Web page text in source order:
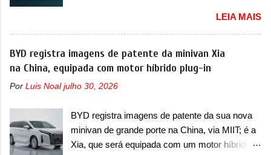
T200, que estreou nos irmãos Pulse e
Fastback. "A Fiat Strada é mais do que uma
picape, é uma verdadeira revolução no
mercado automotivo. Há alguns anos era
improvável pensar que uma picape chagaria ao
Strada fez. Mais do que isso: ela é a prova viva
que time que está ganhando se mexe sim. Ao
longo da sua história, ela...
primeiras imagens teaser de uma mudança
visual para um dos seus menores sedãs
elétricos na China, pertencente à linha Ocean.
Trata-se do Seal 06 EV, lançado no segundo
semestre de 2025. Sim, há menos de um ano.
O modelo agora passará a ser vendido com
que vão atualizá-los para a identidade visual
mais moderna da marca, mas ainda sem
motivos para que essa mudança já seja tão
LEIA MAIS
BYD registra imagens de patente da minivan Xia
na China, equipada com motor híbrido plug-in
Por Luis Noal julho 30, 2026
BYD registra imagens de patente da sua nova
minivan de grande porte na China, via MIIT; é a
Xia, que será equipada com um motor híbrido